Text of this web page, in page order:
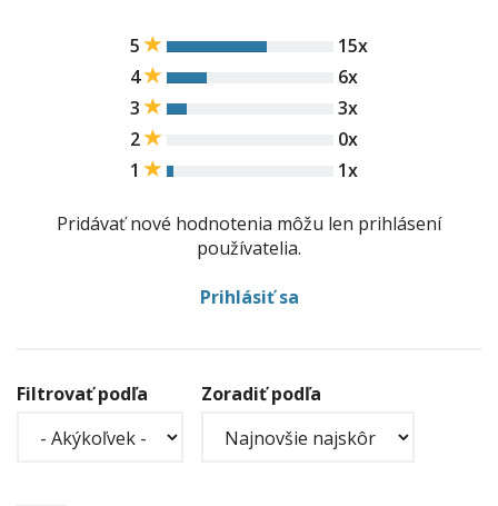
5
15x
4
6x
3
3x
2
0x
1
1x
Pridávať nové hodnotenia môžu len prihlásení
používatelia.
Prihlásiť sa
Filtrovať podľa Zoradiť podľa